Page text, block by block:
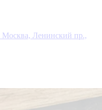
Москва, Ленинский пр.,